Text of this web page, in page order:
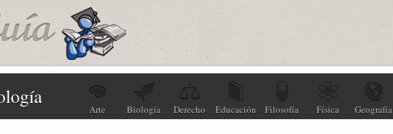
Arte Biología Derecho Educación Filosofía Física Geografía